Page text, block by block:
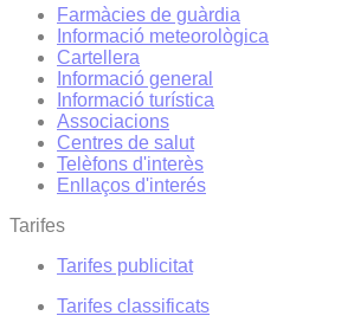
Farmàcies de guàrdia
Informació meteorològica
Cartellera
Informació general
Informació turística
Associacions
Centres de salut
Telèfons d'interès
Enllaços d'interés
Tarifes
Tarifes publicitat
Tarifes classificats